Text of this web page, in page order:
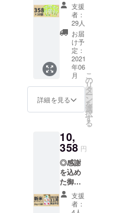
ご用意
いたし
まし
た。 御
稲プラ
イマル
の思い
に共感
してく
ださっ
た方
の気持
ちを込
めた御
礼メー
ルと
「358研
究会」
の会員
豚ロー
ス358漬
け×2袋
※指定住
所へ発
送いた
しま
す。
（送料
込み）
※要冷凍
※配送日
指定は
せん。
配送不
可日に
よる変
更はご
紙
◎358研
究会
会員証
（応援
してく
ださる
皆さん
は358研
究員で
す！）
マル
「358」
×10袋 ※
指定住
所へ発
送いた
しま
す。
支援
者：
29人
お届
け予
定：
2021
年06
月
詳細を見る
こ
の
リ
タ
ー
ン
を
選
択
す
る
10,
358 円
◎感謝
を込め
た御礼
のお手
紙
◎358研
支援
者：